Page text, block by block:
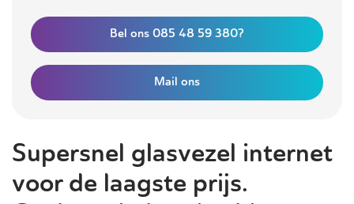
Bel ons 085 48 59 380?
Mail ons
Supersnel glasvezel internet
voor de laagste prijs.